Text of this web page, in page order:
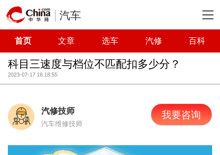
汽车
首页 文章 选车 汽修 百科
科目三速度与档位不匹配扣多少分？
2023-07-17 16:18:55
汽修技师
汽车维修技师
我要咨询